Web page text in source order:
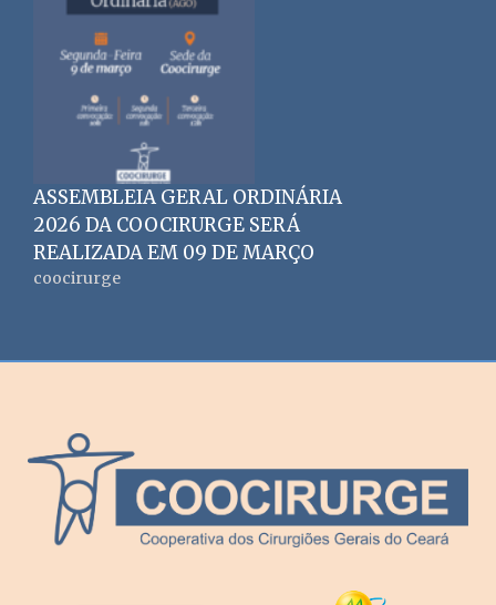
ASSEMBLEIA GERAL ORDINÁRIA
2026 DA COOCIRURGE SERÁ
REALIZADA EM 09 DE MARÇO
coocirurge